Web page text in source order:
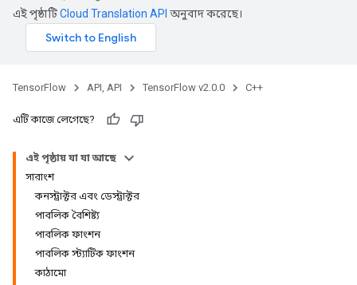
এই পৃষ্ঠাটিCloud Translation API অনুবাদ করেছে।
TensorFlow API, API TensorFlow v2.0.0 C++
এটি কাজে লেগেছে?
এই পৃষ্ঠায় যা যা আছে
সারাংশ
কনস্ট্রাক্টর এবং ডেস্ট্রাক্টর
পাবলিক বৈশিষ্ট্য
পাবলিক ফাংশন
পাবলিক স্ট্যাটিক ফাংশন
কাঠামো